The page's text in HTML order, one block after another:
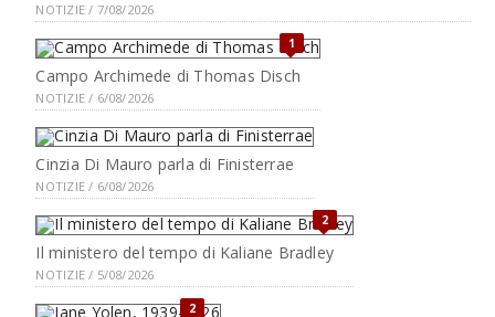
NOTIZIE / 7/08/2026
1
Campo Archimede di Thomas Disch
NOTIZIE / 6/08/2026
Cinzia Di Mauro parla di Finisterrae
NOTIZIE / 6/08/2026
2
Il ministero del tempo di Kaliane Bradley
NOTIZIE / 5/08/2026
2